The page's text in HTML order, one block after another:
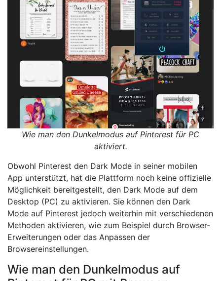
Wie man den Dunkelmodus auf Pinterest für PC
aktiviert.
Obwohl Pinterest den Dark Mode in seiner mobilen
App unterstützt, hat die Plattform noch keine offizielle
Möglichkeit bereitgestellt, den Dark Mode auf dem
Desktop (PC) zu aktivieren. Sie können den Dark
Mode auf Pinterest jedoch weiterhin mit verschiedenen
Methoden aktivieren, wie zum Beispiel durch Browser-
Erweiterungen oder das Anpassen der
Browsereinstellungen.
Wie man den Dunkelmodus auf